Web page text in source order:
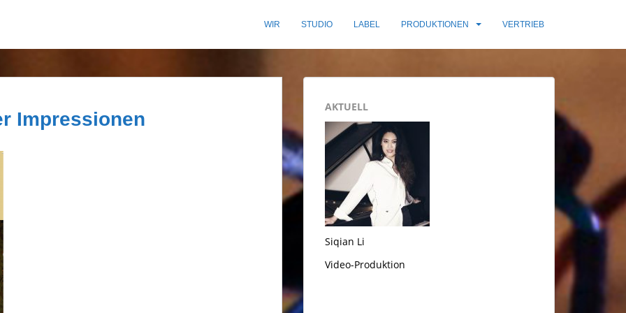
WIR STUDIO LABEL PRODUKTIONEN VERTRIEB
Impressionen
AKTUELL
Siqian Li
Video-Produktion